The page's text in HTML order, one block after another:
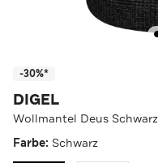
-30%*
DIGEL
Wollmantel Deus Schwarz
Farbe: Schwarz